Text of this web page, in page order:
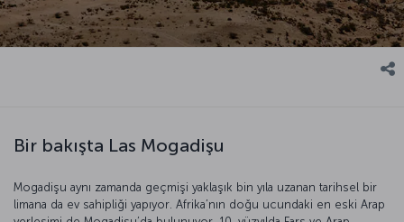
Bir bakışta Las Mogadişu
Mogadişu aynı zamanda geçmişi yaklaşık bin yıla uzanan tarihsel bir
limana da ev sahipliği yapıyor. Afrika’nın doğu ucundaki en eski Arap